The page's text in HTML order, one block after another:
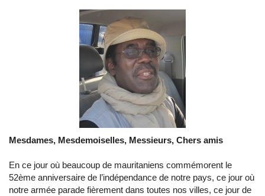
Mesdames, Mesdemoiselles, Messieurs, Chers amis
En ce jour où beaucoup de mauritaniens commémorent le
52ème anniversaire de l’indépendance de notre pays, ce jour où
notre armée parade fièrement dans toutes nos villes, ce jour de